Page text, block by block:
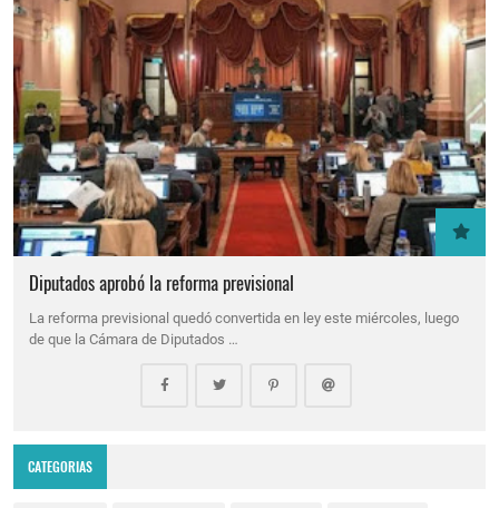
Diputados aprobó la reforma previsional
La reforma previsional quedó convertida en ley este miércoles, luego
de que la Cámara de Diputados …
CATEGORIAS